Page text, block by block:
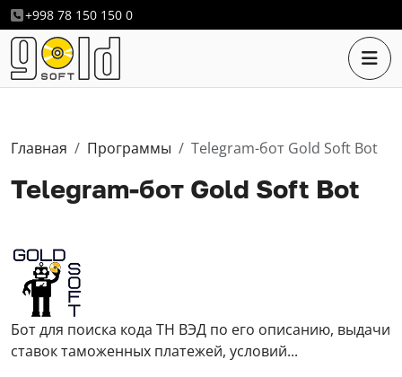
+998 78 150 150 0
Главная Программы Telegram-бот Gold Soft Bot
Telegram-бот Gold Soft Bot
Бот для поиска кода ТН ВЭД по его описанию, выдачи
ставок таможенных платежей, условий...